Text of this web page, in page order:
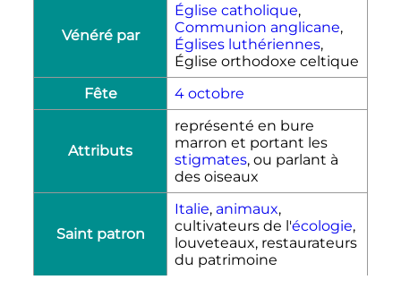
Vénéré par
Église catholique,
Communion anglicane,
Églises luthériennes,
Église orthodoxe celtique
Fête
4 octobre
Attributs
représenté en bure
marron et portant les
stigmates, ou parlant à
des oiseaux
Saint patron
Italie, animaux,
cultivateurs de l'écologie,
louveteaux, restaurateurs
du patrimoine